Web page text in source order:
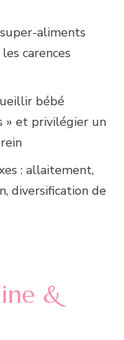
aliments
carences
bébé
» et privilégier un
: allaitement,
diversification de
&